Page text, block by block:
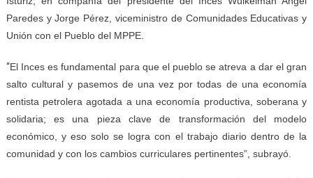
Paredes y Jorge Pérez, viceministro de Comunidades Educativas y
Unión con el Pueblo del MPPE.
“El Inces es fundamental para que el pueblo se atreva a dar el gran
salto cultural y pasemos de una vez por todas de una economía
rentista petrolera agotada a una economía productiva, soberana y
solidaria; es una pieza clave de transformación del modelo
económico, y eso solo se logra con el trabajo diario dentro de la
comunidad y con los cambios curriculares pertinentes”, subrayó.